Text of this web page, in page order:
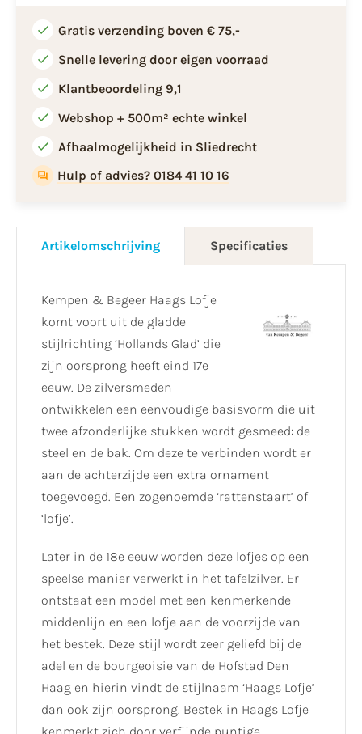
Gratis verzending boven € 75,-
Snelle levering door eigen voorraad
Klantbeoordeling 9,1
Webshop + 500m² echte winkel
Afhaalmogelijkheid in Sliedrecht
Hulp of advies? 0184 41 10 16
Artikelomschrijving Specificaties
Kempen & Begeer Haags Lofje
komt voort uit de gladde
stijlrichting ‘Hollands Glad’ die
zijn oorsprong heeft eind 17e
eeuw. De zilversmeden
ontwikkelen een eenvoudige basisvorm die uit
twee afzonderlijke stukken wordt gesmeed: de
steel en de bak. Om deze te verbinden wordt er
aan de achterzijde een extra ornament
toegevoegd. Een zogenoemde ‘rattenstaart’ of
‘lofje’.
Later in de 18e eeuw worden deze lofjes op een
speelse manier verwerkt in het tafelzilver. Er
ontstaat een model met een kenmerkende
middenlijn en een lofje aan de voorzijde van
het bestek. Deze stijl wordt zeer geliefd bij de
adel en de bourgeoisie van de Hofstad Den
Haag en hierin vindt de stijlnaam ‘Haags Lofje’
dan ook zijn oorsprong. Bestek in Haags Lofje
kenmerkt zich door verfijnde puntige